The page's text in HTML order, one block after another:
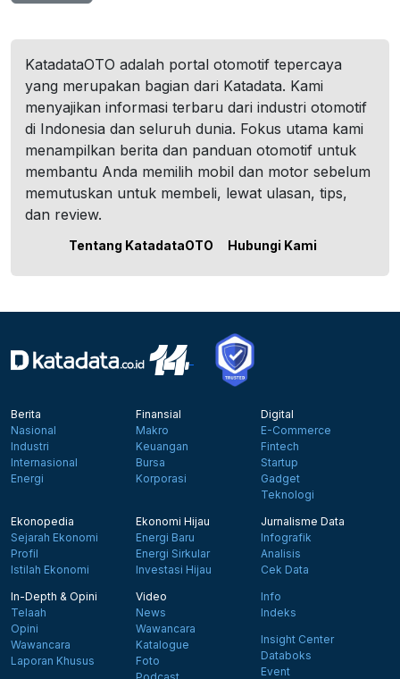
KatadataOTO adalah portal otomotif tepercaya
yang merupakan bagian dari Katadata. Kami
menyajikan informasi terbaru dari industri otomotif
di Indonesia dan seluruh dunia. Fokus utama kami
menampilkan berita dan panduan otomotif untuk
membantu Anda memilih mobil dan motor sebelum
memutuskan untuk membeli, lewat ulasan, tips,
dan review.
Tentang KatadataOTO Hubungi Kami
Berita
Nasional
Industri
Internasional
Energi
Finansial
Makro
Keuangan
Bursa
Korporasi
Digital
E-Commerce
Fintech
Startup
Gadget
Teknologi
Ekonopedia
Sejarah Ekonomi
Profil
Istilah Ekonomi
Ekonomi Hijau
Energi Baru
Energi Sirkular
Investasi Hijau
Jurnalisme Data
Infografik
Analisis
Cek Data
In-Depth & Opini
Telaah
Opini
Wawancara
Laporan Khusus
Video
News
Wawancara
Katalogue
Foto
Info
Indeks
Insight Center
Databoks
Event